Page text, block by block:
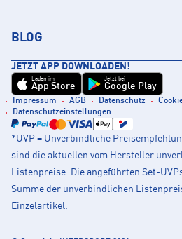
BLOG
JETZT APP DOWNLOADEN!
Laden im
App Store
Jetzt bei
Google Play
Impressum AGB Datenschutz
Datenschutzeinstellungen
*UVP = Unverbindliche
sind die aktuellen vom Hersteller
Listenpreise. Die angeführten Set-
Summe der unverbindlichen
Einzelartikel.